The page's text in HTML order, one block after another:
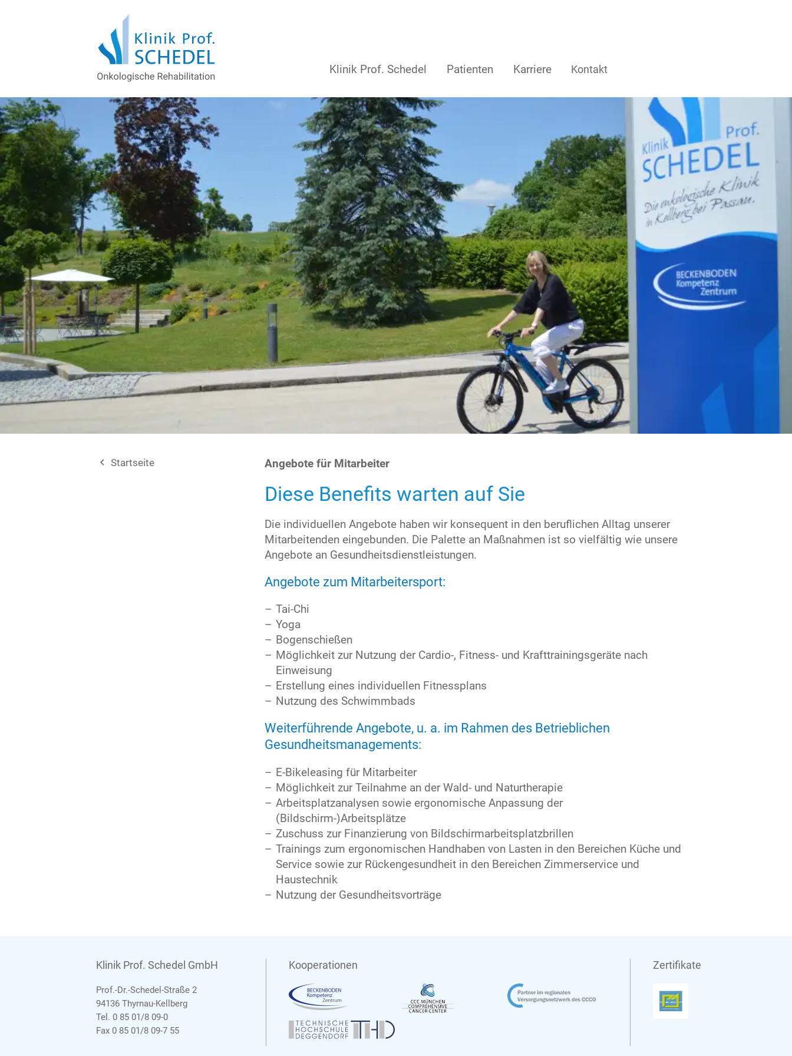
Klinik Prof. Schedel Patienten Karriere Kontakt
navigate_before Startseite Angebote für Mitarbeiter
Diese Benefits warten auf Sie
Die individuellen Angebote haben wir konsequent in den beruflichen Alltag unserer
Mitarbeitenden eingebunden. Die Palette an Maßnahmen ist so vielfältig wie unsere
Angebote an Gesundheitsdienstleistungen.
Angebote zum Mitarbeitersport:
Tai-Chi
Yoga
Bogenschießen
Möglichkeit zur Nutzung der Cardio-, Fitness- und Krafttrainingsgeräte nach
Einweisung
Erstellung eines individuellen Fitnessplans
Nutzung des Schwimmbads
Weiterführende Angebote, u. a. im Rahmen des Betrieblichen
Gesundheitsmanagements:
E-Bikeleasing für Mitarbeiter
Möglichkeit zur Teilnahme an der Wald- und Naturtherapie
Arbeitsplatzanalysen sowie ergonomische Anpassung der
(Bildschirm-)Arbeitsplätze
Zuschuss zur Finanzierung von Bildschirmarbeitsplatzbrillen
Trainings zum ergonomischen Handhaben von Lasten in den Bereichen Küche und
Service sowie zur Rückengesundheit in den Bereichen Zimmerservice und
Haustechnik
Nutzung der Gesundheitsvorträge
Klinik Prof. Schedel GmbH
Prof.-Dr.-Schedel-Straße 2
94136 Thyrnau-Kellberg
Tel. 0 85 01/8 09-0
Fax 0 85 01/8 09-7 55
Kooperationen Zertifikate